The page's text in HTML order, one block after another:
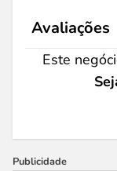
Avaliações
Este
Publicidade